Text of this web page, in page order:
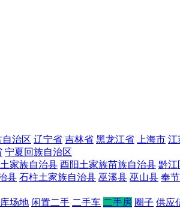
自治区 辽宁省 吉林省 黑龙江省 上海市 江
宁夏回族自治区
家族自治县 酉阳土家族苗族自治县 黔江
县 石柱土家族自治县 巫溪县 巫山县 奉
场地 闲置二手 二手车 二手房 圈子 供应